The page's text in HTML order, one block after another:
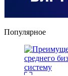
Популярное